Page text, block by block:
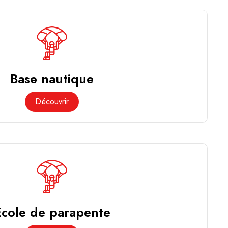
Base nautique
Découvrir
de parapente